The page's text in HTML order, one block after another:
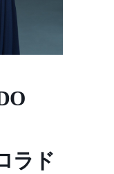
ラド